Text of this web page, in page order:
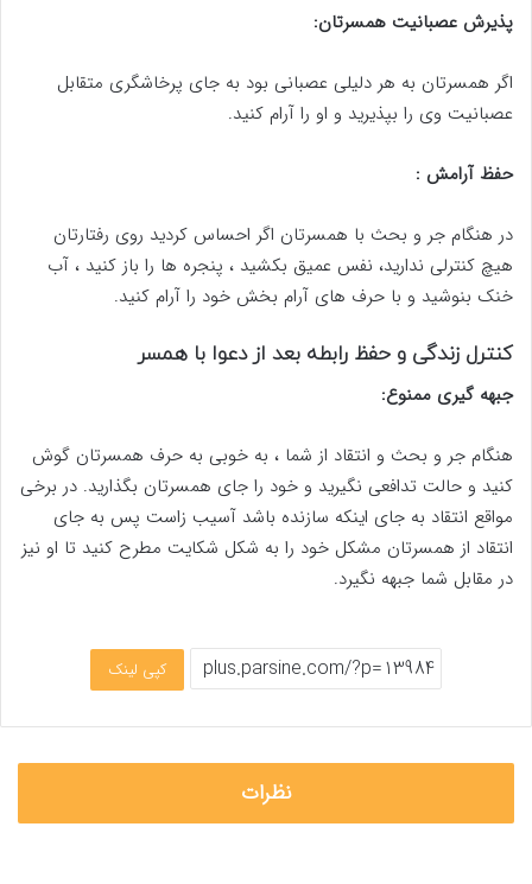
پذیرش عصبانیت همسرتان:
اگر همسرتان به هر دلیلی عصبانی بود به جای پرخاشگری متقابل
عصبانیت وی را بپذیرید و او را آرام کنید.
حفظ آرامش :
در هنگام جر و بحث با همسرتان اگر احساس کردید روی رفتارتان
هیچ کنترلی ندارید، نفس عمیق بکشید ، پنجره ها را باز کنید ، آب
خنک بنوشید و با حرف های آرام بخش خود را آرام کنید.
کنترل زندگی و حفظ رابطه بعد از دعوا با همسر
جبهه گیری ممنوع:
هنگام جر و بحث و انتقاد از شما ، به خوبی به حرف همسرتان گوش
کنید و حالت تدافعی نگیرید و خود را جای همسرتان بگذارید. در برخی
مواقع انتقاد به جای اینکه سازنده باشد آسیب زاست پس به جای
انتقاد از همسرتان مشکل خود را به شکل شکایت مطرح کنید تا او نیز
در مقابل شما جبهه نگیرد.
کپی لینک
نظرات